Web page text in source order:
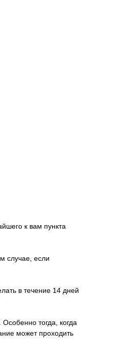
к вам пункта
случае, если
в течение 14 дней
тогда, когда
может проходить